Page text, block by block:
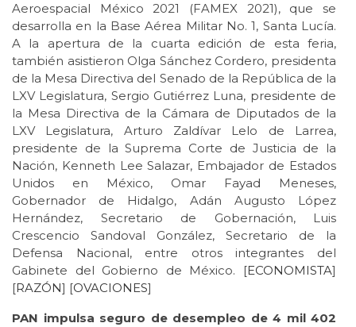
Aeroespacial México 2021 (FAMEX 2021), que se
desarrolla en la Base Aérea Militar No. 1, Santa Lucía.
A la apertura de la cuarta edición de esta feria,
también asistieron Olga Sánchez Cordero, presidenta
de la Mesa Directiva del Senado de la República de la
LXV Legislatura, Sergio Gutiérrez Luna, presidente de
la Mesa Directiva de la Cámara de Diputados de la
LXV Legislatura, Arturo Zaldívar Lelo de Larrea,
presidente de la Suprema Corte de Justicia de la
Nación, Kenneth Lee Salazar, Embajador de Estados
Unidos en México, Omar Fayad Meneses,
Gobernador de Hidalgo, Adán Augusto López
Hernández, Secretario de Gobernación, Luis
Crescencio Sandoval González, Secretario de la
Defensa Nacional, entre otros integrantes del
Gabinete del Gobierno de México. [ECONOMISTA]
[RAZÓN] [OVACIONES]
PAN impulsa seguro de desempleo de 4 mil 402